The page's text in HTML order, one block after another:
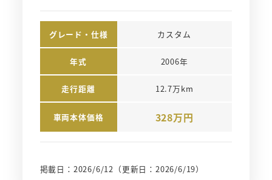
グレード・仕様 カスタム
年式 2006年
走行距離 12.7万km
車両本体価格 328万円
掲載日：2026/6/12 （更新日：2026/6/19）